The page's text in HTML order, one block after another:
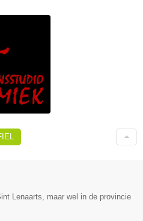
Lenaarts, maar wel in de provincie